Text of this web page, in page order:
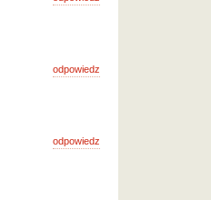
odpowiedz
odpowiedz